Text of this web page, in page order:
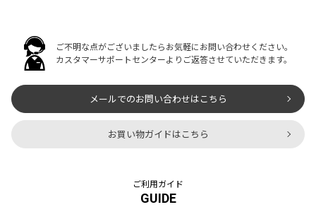
ご不明な点がございましたらお気軽にお問い合わせください。
カスタマーサポートセンターよりご返答させていただきます。
メールでのお問い合わせはこちら
お買い物ガイドはこちら
ご利用ガイド
GUIDE